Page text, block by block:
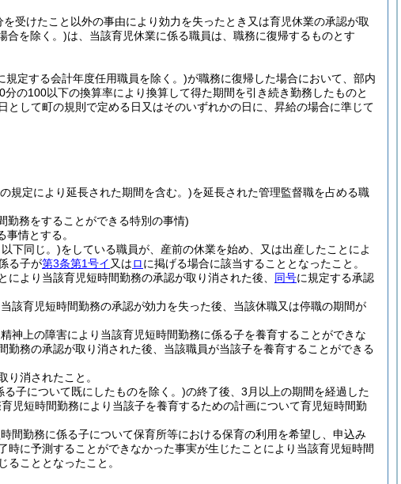
受けたこと以外の事由により効力を失ったとき又は育児休業の承認が取
合を除く。)は、当該育児休業に係る職員は、職務に復帰するものとす
規定する会計年度任用職員を除く。)が職務に復帰した場合において、部内
の100以下の換算率により換算して得た期間を引き続き勤務したものと
して町の規則で定める日又はそのいずれかの日に、昇給の場合に準じて
規定により延長された期間を含む。)を延長された管理監督職を占める職
勤務をすることができる特別の事情)
情とする。
下同じ。)をしている職員が、産前の休業を始め、又は出産したことによ
る子が第3条第1号イ 又はロに掲げる場合に該当することとなったこと。
により当該育児短時間勤務の承認が取り消された後、 同号に規定する承認
該育児短時間勤務の承認が効力を失った後、当該休職又は停職の期間が
神上の障害により当該育児短時間勤務に係る子を養育することができな
務の承認が取り消された後、当該職員が当該子を養育することができる
り消されたこと。
子について既にしたものを除く。)の終了後、3月以上の期間を経過した
児短時間勤務により当該子を養育するための計画について育児短時間勤
間勤務に係る子について保育所等における保育の利用を希望し、申込み
に予測することができなかった事実が生じたことにより当該育児短時間
こととなったこと。